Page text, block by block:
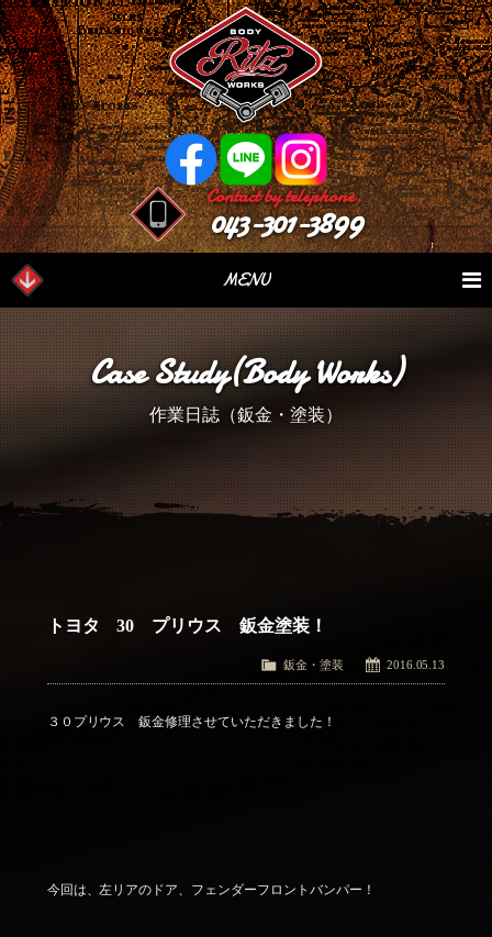
Contact by telephone.
043-301-3899
MENU
Our Serivce
業務内容 在庫車情報
Parts Sales
パーツ情報 作業日誌
Factory
会社概要
Case Study(Body Works)
作業日誌（鈑金・塗装）
トヨタ 30 プリウス 鈑金塗装！
2016.05.13
鈑金・塗装
３０プリウス 鈑金修理させていただきました！
今回は、左リアのドア、フェンダーフロントバンパー！